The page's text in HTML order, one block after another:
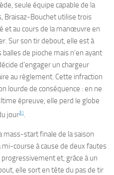
seule équipe capable de la
Braisaz-Bouchet utilise trois
et au cours de la manœuvre en
Sur son tir debout, elle est à
de pioche mais n’en ayant
d’engager un chargeur
au règlement. Cette infraction
lourde de conséquence : en ne
épreuve, elle perd le globe
jour31.
mass-start finale de la saison
mi-course à cause de deux fautes
et, grâce à un
elle sort en tête du pas de tir